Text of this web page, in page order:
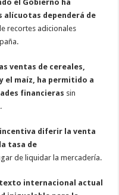
el Gobierno ha
alícuotas dependerá de
recortes adicionales
ventas de cereales,
el maíz, ha permitido a
financieras sin
incentiva diferir la venta
tasa de
de liquidar la mercadería.
internacional actual